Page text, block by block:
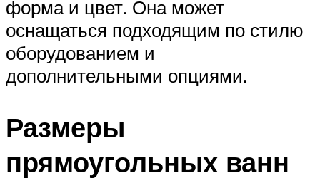
форма и цвет. Она может
оснащаться подходящим по стилю
оборудованием и
дополнительными опциями.
Размеры
прямоугольных ванн